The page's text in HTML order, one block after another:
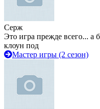
Серж
Это игра прежде всего... а
клоун под
Мастер игры (2 сезон)